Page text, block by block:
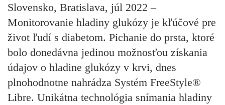
Slovensko, Bratislava, júl 2022 –
Monitorovanie hladiny glukózy je kľúčové pre
život ľudí s diabetom. Pichanie do prsta, ktoré
bolo donedávna jedinou možnosťou získania
údajov o hladine glukózy v krvi, dnes
plnohodnotne nahrádza Systém FreeStyle®
Libre. Unikátna technológia snímania hladiny